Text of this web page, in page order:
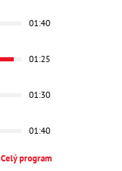
01:40
01:25
01:30
01:40
Celý program